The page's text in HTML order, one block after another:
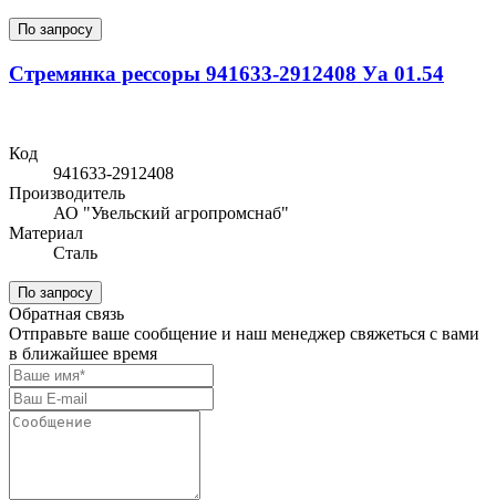
По запросу
Стремянка рессоры 941633-2912408 Уа 01.54
Код
941633-2912408
Производитель
АО "Увельский агропромснаб"
Материал
Сталь
По запросу
Обратная связь
Отправьте ваше сообщение и наш менеджер свяжеться с вами
в ближайшее время